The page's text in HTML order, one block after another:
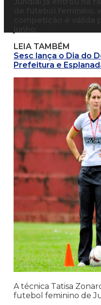
LEIA TAMBÉM
Sesc lança o Dia do
Prefeitura e
A técnica Tatisa
futebol feminino de